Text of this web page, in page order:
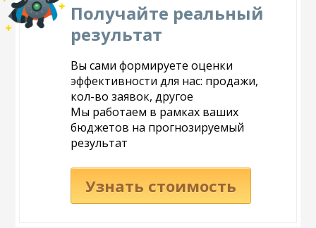
Получайте реальный
результат
Вы сами формируете оценки
эффективности для нас: продажи,
кол-во заявок, другое
Мы работаем в рамках ваших
бюджетов на прогнозируемый
результат
Узнать стоимость